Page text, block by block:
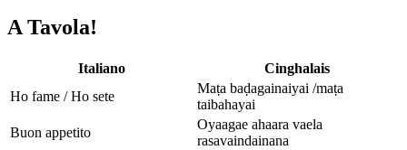
A Tavola!
Italiano
Cinghalais
Ho fame / Ho sete
Maṭa baḍagainaiyai /maṭa
taibahayai
Buon appetito
Oyaagae ahaara vaela
rasavaindainana